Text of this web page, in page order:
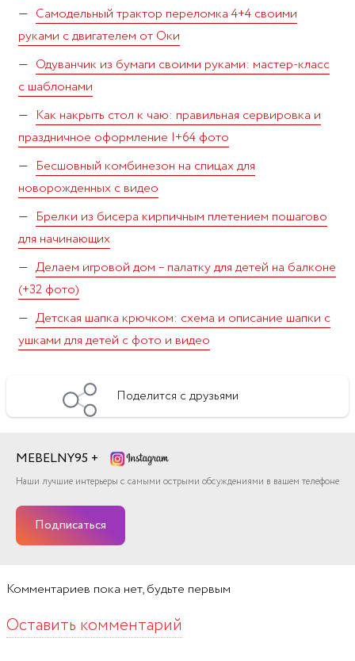
Самодельный трактор переломка 4+4 своими
руками с двигателем от Оки
Одуванчик из бумаги своими руками: мастер-класс
с шаблонами
Как накрыть стол к чаю: правильная сервировка и
праздничное оформление |+64 фото
Бесшовный комбинезон на спицах для
новорожденных с видео
Брелки из бисера кирпичным плетением пошагово
для начинающих
Делаем игровой дом – палатку для детей на балконе
(+32 фото)
Детская шапка крючком: схема и описание шапки с
ушками для детей с фото и видео
Поделится с друзьями
MEBELNY95 +
Наши лучшие интерьеры с самыми острыми обсуждениями в вашем телефоне
Подписаться
Комментариев пока нет, будьте первым
Оставить комментарий